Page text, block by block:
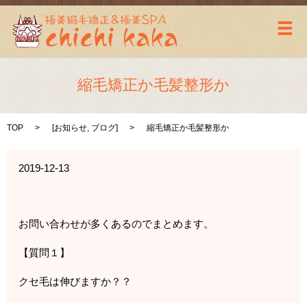
メ
縮毛矯正か毛髪整形か
TOP [お知らせ, ブログ] 縮毛矯正か毛髪整形か
2019-12-13
お問い合わせが多くあるのでまとめます。
【質問１】
クセ毛は伸びますか？？